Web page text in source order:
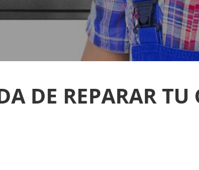
DE REPARAR